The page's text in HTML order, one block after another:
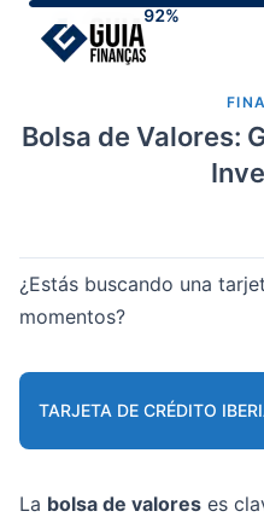
Bolsa de Valores:
¿Estás buscando una
momentos?
TARJETA DE CRÉDITO
La bolsa de valores es